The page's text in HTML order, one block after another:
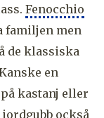
Fenocchio
familjen men
de klassiska
en
kastanj eller
också